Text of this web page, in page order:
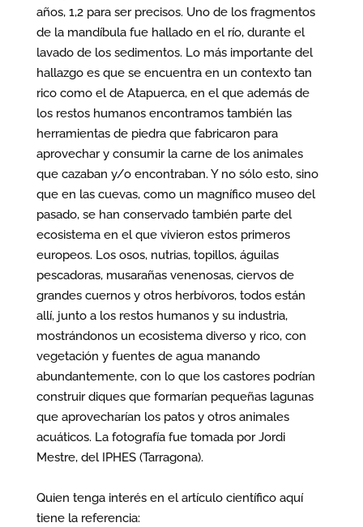
años, 1,2 para ser precisos. Uno de los fragmentos
de la mandíbula fue hallado en el río, durante el
lavado de los sedimentos. Lo más importante del
hallazgo es que se encuentra en un contexto tan
rico como el de Atapuerca, en el que además de
los restos humanos encontramos también las
herramientas de piedra que fabricaron para
aprovechar y consumir la carne de los animales
que cazaban y/o encontraban. Y no sólo esto, sino
que en las cuevas, como un magnífico museo del
pasado, se han conservado también parte del
ecosistema en el que vivieron estos primeros
europeos. Los osos, nutrias, topillos, águilas
pescadoras, musarañas venenosas, ciervos de
grandes cuernos y otros herbívoros, todos están
allí, junto a los restos humanos y su industria,
mostrándonos un ecosistema diverso y rico, con
vegetación y fuentes de agua manando
abundantemente, con lo que los castores podrían
construir diques que formarían pequeñas lagunas
que aprovecharían los patos y otros animales
acuáticos. La fotografía fue tomada por Jordi
Mestre, del IPHES (Tarragona).
Quien tenga interés en el artículo científico aquí
tiene la referencia: